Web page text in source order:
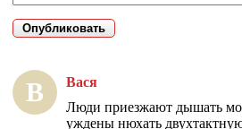
В Вася
Люди приезжают дышать
уждены нюхать